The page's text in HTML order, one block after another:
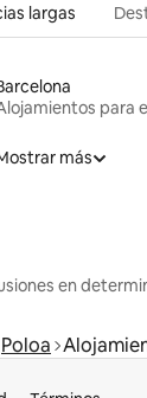
largas
más
en
Poloa